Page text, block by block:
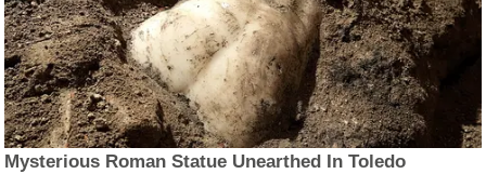
Mysterious Roman Statue Unearthed In Toledo